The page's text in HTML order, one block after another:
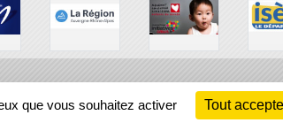
que vous souhaitez activer Tout